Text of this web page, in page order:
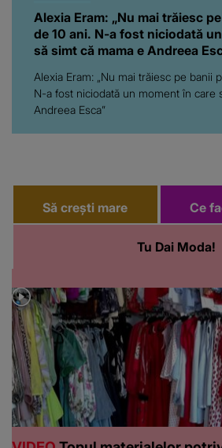
Alexia Eram: „Nu mai trăiesc
de 10 ani. N-a fost niciodată
să simt că mama e Andreea
Alexia Eram: „Nu mai trăiesc pe banii
N-a fost niciodată un moment în care
Andreea Esca”
Să crești mare
Tu Dai Moda!
Ce